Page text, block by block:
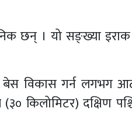
छन् । यो सङ्ख्या इराक
विकास गर्न लगभग
किलोमिटर) दक्षिण